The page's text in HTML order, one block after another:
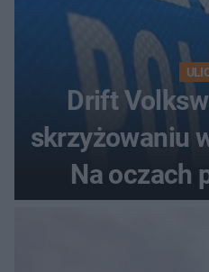
Drift
skrzyżowaniu
Na oczach